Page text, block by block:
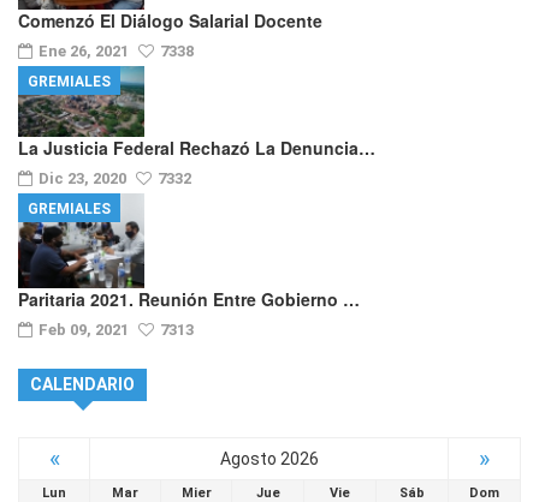
Comenzó El Diálogo Salarial Docente
Ene 26, 2021 7338
La Justicia Federal Rechazó La Denuncia…
Dic 23, 2020 7332
GREMIALES
Paritaria 2021. Reunión Entre Gobierno …
Feb 09, 2021 7313
GREMIALES
CALENDARIO
« Agosto 2026 »
Lun Mar Mier Jue Vie Sáb Dom